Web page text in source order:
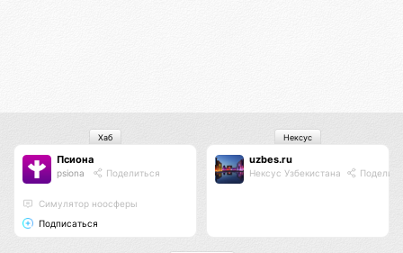
Псиона
psiona Поделиться
Cимулятор ноосферы
Подписаться
Хаб
uzbes.ru
Нексус Узбекистана
Нексус